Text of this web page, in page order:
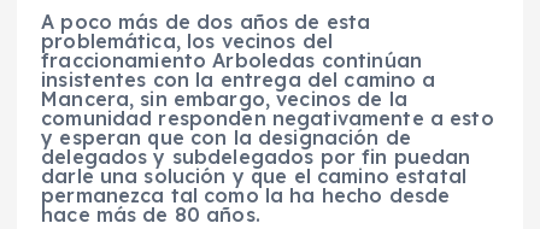
A poco más de dos años de esta
problemática, los vecinos del
fraccionamiento Arboledas continúan
insistentes con la entrega del camino a
Mancera, sin embargo, vecinos de la
comunidad responden negativamente a esto
y esperan que con la designación de
delegados y subdelegados por fin puedan
darle una solución y que el camino estatal
permanezca tal como la ha hecho desde
hace más de 80 años.